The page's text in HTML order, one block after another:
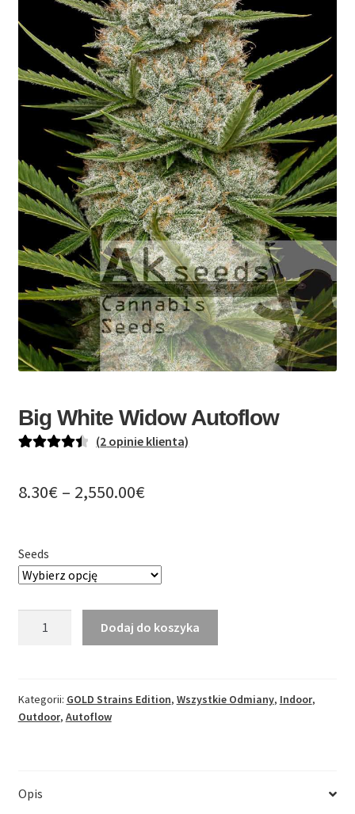
Fast Flowering
GOLD Strains Edition
PLATINUM Strains Edition
Kiełkowanie Nasion
Koszyk
Moje Konto
Koszt Wysyłki
Kontakt
PL
DE
Big White Widow Autoflow
podstawie
(2 opinie klienta)
8.30€ – 2,550.00€Zakres
8.30€
do
2,550.00€
Seeds
Autoflow
Dodaj do koszyka
Kategorii: GOLD Strains Edition, Wszystkie Odmiany, Indoor,
Outdoor, Autoflow
Opis